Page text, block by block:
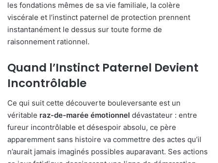
les fondations mêmes de sa vie familiale, la colère
viscérale et l’instinct paternel de protection prennent
instantanément le dessus sur toute forme de
raisonnement rationnel.
Quand l’Instinct Paternel Devient
Incontrôlable
Ce qui suit cette découverte bouleversante est un
véritable raz-de-marée émotionnel dévastateur : entre
fureur incontrôlable et désespoir absolu, ce père
apparemment sans histoire va commettre des actes qu’il
n’aurait jamais imaginés possibles auparavant. Ses actions